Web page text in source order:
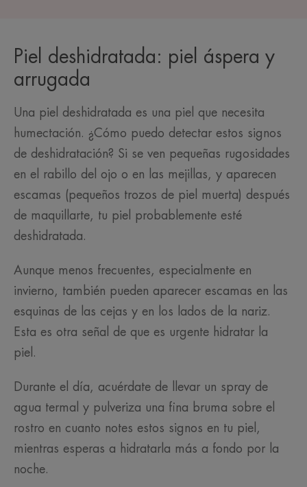
Piel deshidratada: piel áspera y
arrugada
Una piel deshidratada es una piel que necesita
humectación. ¿Cómo puedo detectar estos signos
de deshidratación? Si se ven pequeñas rugosidades
en el rabillo del ojo o en las mejillas, y aparecen
escamas (pequeños trozos de piel muerta) después
de maquillarte, tu piel probablemente esté
deshidratada.
Aunque menos frecuentes, especialmente en
invierno, también pueden aparecer escamas en las
esquinas de las cejas y en los lados de la nariz.
Esta es otra señal de que es urgente hidratar la
piel.
Durante el día, acuérdate de llevar un spray de
agua termal y pulveriza una fina bruma sobre el
rostro en cuanto notes estos signos en tu piel,
mientras esperas a hidratarla más a fondo por la
noche.